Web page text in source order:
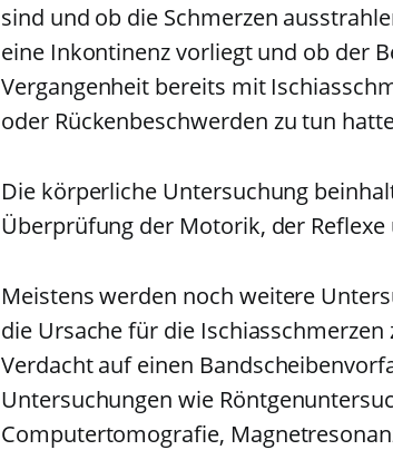
sind und ob die Schmerzen
eine Inkontinenz vorliegt und ob der
Vergangenheit bereits mit
oder Rückenbeschwerden zu tun
Die körperliche Untersuchung
Überprüfung der Motorik, der
Meistens werden noch weitere
die Ursache für die
Verdacht auf einen
Untersuchungen wie
Computertomografie,